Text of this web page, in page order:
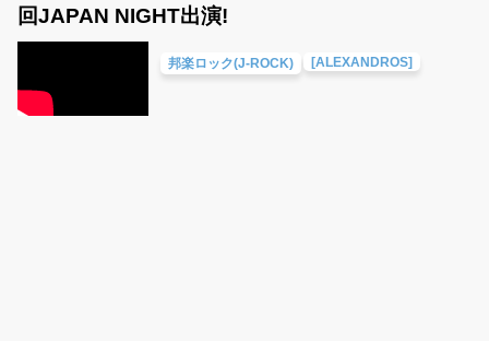
回JAPAN NIGHT出演!
邦楽ロック(J-ROCK) [ALEXANDROS]